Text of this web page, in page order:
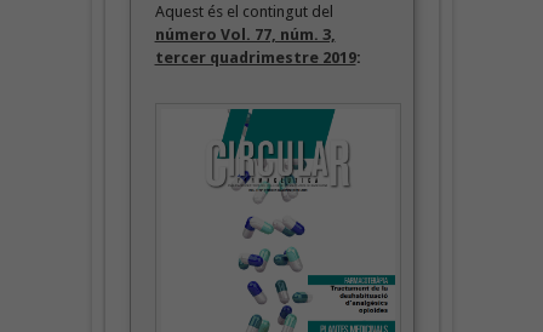
Aquest és el contingut del
número Vol. 77, núm. 3,
tercer quadrimestre 2019: